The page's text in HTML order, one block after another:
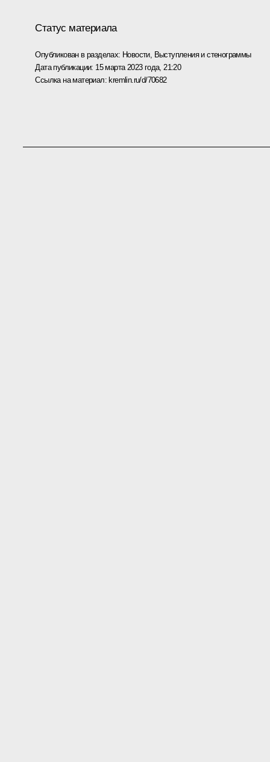
Статус материала
Опубликован в разделах: Новости, Выступления и стенограммы
Дата публикации: 15 марта 2023 года, 21:20
Ссылка на материал: kremlin.ru/d/70682